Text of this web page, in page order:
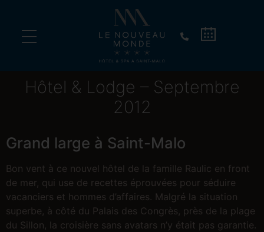
Vivez un dîner d’exception sur un vieux gréement !
Hôtel & Lodge – Septembre
2012
Grand large à Saint-Malo
Bon vent à ce nouvel hôtel de la famille Raulic en front
de mer, qui use de recettes éprouvées pour séduire
vacanciers et hommes d’affaires. Malgré la situation
superbe, à côté du Palais des Congrès, près de la plage
du Sillon, la croisière sans avatars n’y était pas garantie.